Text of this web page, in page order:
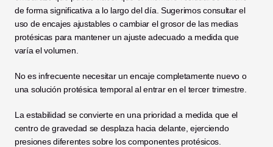
de forma significativa a lo largo del día. Sugerimos consultar el
uso de encajes ajustables o cambiar el grosor de las medias
protésicas para mantener un ajuste adecuado a medida que
varía el volumen.
No es infrecuente necesitar un encaje completamente nuevo o
una solución protésica temporal al entrar en el tercer trimestre.
La estabilidad se convierte en una prioridad a medida que el
centro de gravedad se desplaza hacia delante, ejerciendo
presiones diferentes sobre los componentes protésicos.